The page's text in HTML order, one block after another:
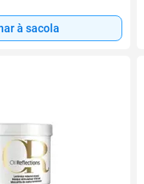
à sacola